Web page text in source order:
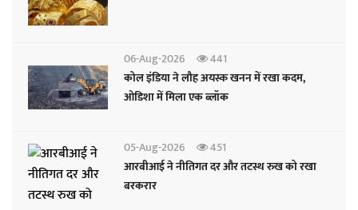
06-Aug-2026
441
कोल इंडिया ने लौह अयस्क खनन में रखा कदम,
ओडिशा में मिला एक ब्लॉक
05-Aug-2026
451
आरबीआई ने नीतिगत दर और तटस्थ रुख को रखा
बरकरार